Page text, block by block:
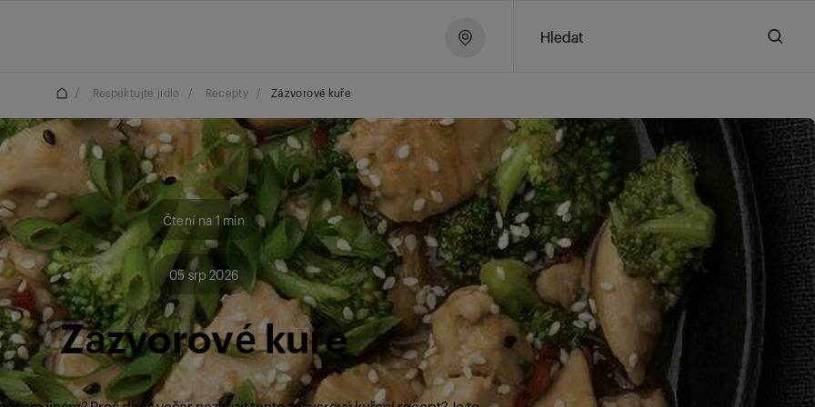
Hledat
/ Respektujte jídlo / Recepty / Zázvorové kuře
Čtení na 1 min
05 srp 2026
Zázvorové kuře